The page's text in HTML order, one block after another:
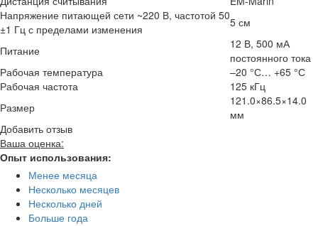
Напряжение питающей сети ~220 В, частотой 50
±1 Гц с пределами изменения
5 см
Питание
12 В, 500 мА
постоянного тока
Рабочая температура
–20 °С… +65 °С
Рабочая частота
125 кГц
Размер
121.0×86.5×14.0
мм
Добавить отзыв
Ваша оценка:
Опыт использования:
Менее месяца
Несколько месяцев
Несколько дней
Больше года